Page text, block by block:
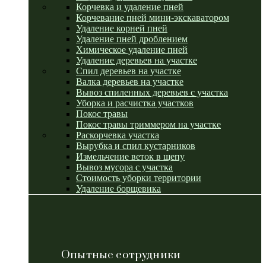
Корчевка и удаление пней
Корчевание пней мини-экскаватором
Удаление корней пней
Удаление пней дроблением
Химическое удаление пней
Удаление деревьев на участке
Спил деревьев на участке
Валка деревьев на участке
Вывоз спиленных деревьев с участка
Уборка и расчистка участков
Покос травы
Покос травы триммером на участке
Раскорчевка участка
Вырубка и спил кустарников
Измельчение веток в щепу
Вывоз мусора с участка
Стоимость уборки территории
Удаление борщевика
Опытные сотрудники